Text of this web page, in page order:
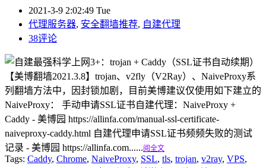
2021-3-9 2:02:49 Tue
代理服务器, 安全翻墙推荐, 自建代理
38评论
【美博翻墙2021.3.8】trojan、v2fly（V2Ray）、NaiveProxy系
列翻墙方法中，因封锁加剧，目前美博建议仅使用如下建立的
NaiveProxy： 手动申请SSL证书自建代理：NaiveProxy +
Caddy - 美博园 https://allinfa.com/manual-ssl-certificate-
naiveproxy-caddy.html 自建代理申请SSL证书频频失败的测试
记录 - 美博园 https://allinfa.com......阅全文
Tags: Caddy, Chrome, NaiveProxy, SSL, tls, trojan, v2ray, VPS,